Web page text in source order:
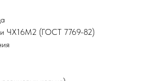
ЧХ16М2 (ГОСТ 7769-82)